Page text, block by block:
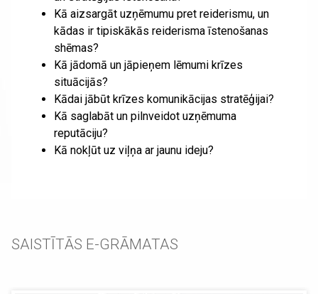
Kā aizsargāt uzņēmumu pret reiderismu, un
kādas ir tipiskākās reiderisma īstenošanas
shēmas?
Kā jādomā un jāpieņem lēmumi krīzes
situācijās?
Kādai jābūt krīzes komunikācijas stratēģijai?
Kā saglabāt un pilnveidot uzņēmuma
reputāciju?
Kā nokļūt uz viļņa ar jaunu ideju?
SAISTĪTĀS E-GRĀMATAS